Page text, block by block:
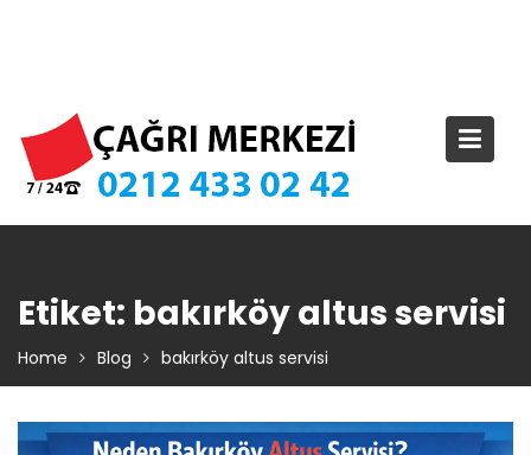
Etiket: bakırköy altus servisi
Home Blog bakırköy altus servisi